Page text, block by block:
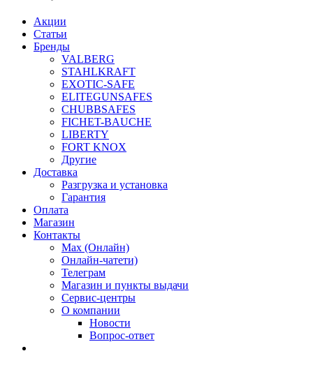
Акции
Статьи
Бренды
VALBERG
STAHLKRAFT
EXOTIC-SAFE
ELITEGUNSAFES
CHUBBSAFES
FICHET-BAUCHE
LIBERTY
FORT KNOX
Другие
Доставка
Разгрузка и установка
Гарантия
Оплата
Магазин
Контакты
Max (Онлайн)
Онлайн-чатети)
Телеграм
Магазин и пункты выдачи
Сервис-центры
О компании
Новости
Вопрос-ответ